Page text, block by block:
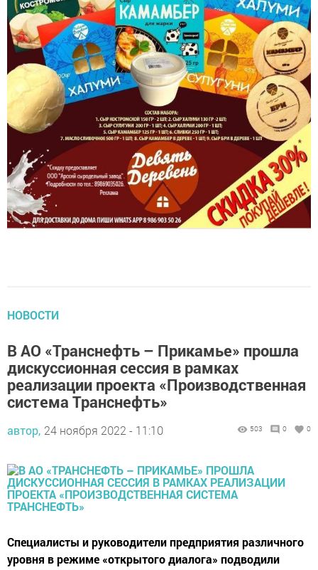
дискуссионная сессия в рамках
реализации проекта «Производственная
система Транснефть»
24 ноября 2022 - 11:10
уровня в режиме «открытого диалога» подводили
итоги первого этапа обучения в рамках проекта